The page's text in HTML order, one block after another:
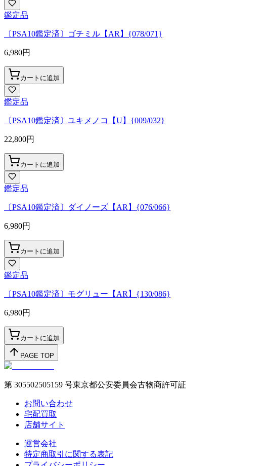
鑑定品
〔PSA10鑑定済〕ゴチミル【AR】{078/071}
6,980円
カートに追加
鑑定品
〔PSA10鑑定済〕ユキメノコ【U】{009/032}
22,800円
カートに追加
鑑定品
〔PSA10鑑定済〕ダイノーズ【AR】{076/066}
6,980円
カートに追加
鑑定品
〔PSA10鑑定済〕モグリュー【AR】{130/086}
6,980円
カートに追加
PAGE TOP
第 305502505159 号東京都公安委員会古物商許可証
お問い合わせ
宅配買取
店舗サイト
運営会社
特定商取引に関する表記